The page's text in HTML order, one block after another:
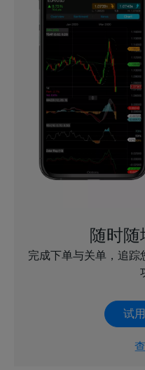
随时
完成下单与关单，追踪
试